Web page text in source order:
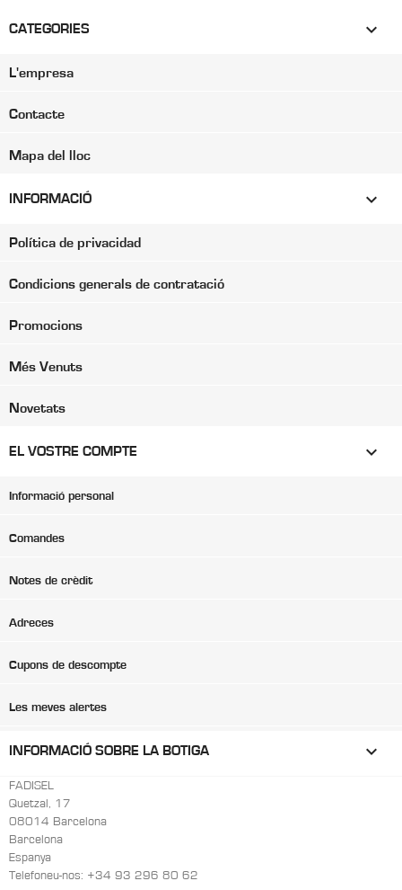
CATEGORIES 
L'empresa
Contacte
Mapa del lloc
INFORMACIÓ 
Política de privacidad
Condicions generals de contratació
Promocions
Més Venuts
Novetats
EL VOSTRE COMPTE 
Informació personal
Comandes
Notes de crèdit
Adreces
Cupons de descompte
Les meves alertes
INFORMACIÓ SOBRE LA BOTIGA keyboard_arrow_down
FADISEL
Quetzal, 17
08014 Barcelona
Barcelona
Espanya
Telefoneu-nos: +34 93 296 80 62